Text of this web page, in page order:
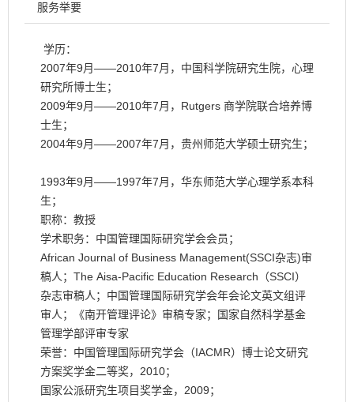
服务举要
学历：
2007年9月——2010年7月，中国科学院研究生院，心理
研究所博士生；
2009年9月——2010年7月，Rutgers 商学院联合培养博
士生；
2004年9月——2007年7月，贵州师范大学硕士研究生；
1993年9月——1997年7月，华东师范大学心理学系本科
生；
职称：教授
学术职务：中国管理国际研究学会会员；
African Journal of Business Management(SSCI杂志)审
稿人；The Aisa-Pacific Education Research（SSCI）
杂志审稿人；中国管理国际研究学会年会论文英文组评
审人；《南开管理评论》审稿专家；国家自然科学基金
管理学部评审专家
荣誉：中国管理国际研究学会（IACMR）博士论文研究
方案奖学金二等奖，2010；
国家公派研究生项目奖学金，2009；